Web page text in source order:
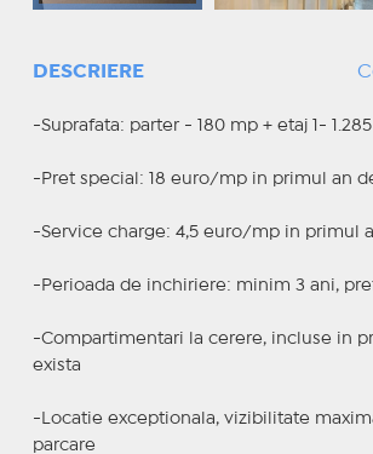
DESCRIERE
-Suprafata: parter - 180 mp + etaj 1-
-Pret special: 18 euro/mp in primul an
-Service charge: 4,5 euro/mp in primul
-Perioada de inchiriere: minim 3 ani,
-Compartimentari la cerere, incluse in
exista
-Locatie exceptionala, vizibilitate
parcare